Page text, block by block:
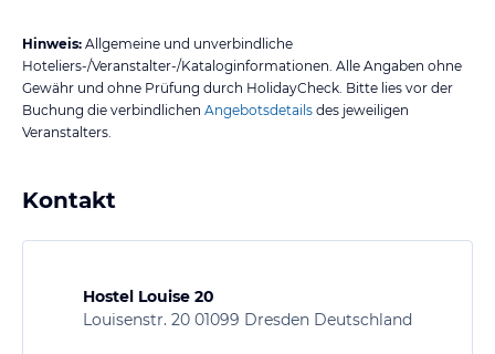
Hinweis: Allgemeine und unverbindliche
Hoteliers-/Veranstalter-/Kataloginformationen. Alle Angaben ohne
Gewähr und ohne Prüfung durch HolidayCheck. Bitte lies vor der
Buchung die verbindlichen Angebotsdetails des jeweiligen
Veranstalters.
Kontakt
Hostel Louise 20
Louisenstr. 20 01099 Dresden Deutschland